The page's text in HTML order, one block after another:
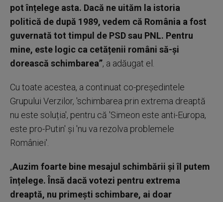
pot înțelege asta. Dacă ne uităm la istoria
politică de după 1989, vedem că România a fost
guvernată tot timpul de PSD sau PNL. Pentru
mine, este logic ca cetățenii români să-și
dorească schimbarea”, a adăugat el.
Cu toate acestea, a continuat co-președintele
Grupului Verzilor, 'schimbarea prin extrema dreaptă
nu este soluția', pentru că 'Simeon este anti-Europa,
este pro-Putin' și 'nu va rezolva problemele
României'.
„Auzim foarte bine mesajul schimbării și îl putem
înțelege. Însă dacă votezi pentru extrema
dreaptă, nu primești schimbare, ai doar